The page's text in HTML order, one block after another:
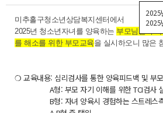
2025
2025
미추홀구청소년상담복지센터에서
2025년 청소년자녀를 양육하는 부모님들의
를 해소를 위한 부모교육을 실시하오니 많은
❍ 교육내용: 심리검사를 통한 양육피드백 및 부
A형: 부모 자기 이해를 위한 TCI검사 실
B형: 자녀 양육시 경험하는 스트레스측